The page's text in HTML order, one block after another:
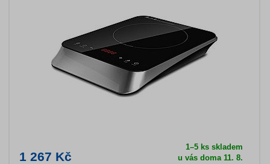
1 267 Kč
1–5 ks skladem
u vás doma 11. 8.